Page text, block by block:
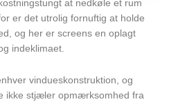
at nedkøle et rum
er det utrolig fornuftig at holde
og her er screens en oplagt
indeklimaet.
vindueskonstruktion, og
ikke stjæler opmærksomhed fra